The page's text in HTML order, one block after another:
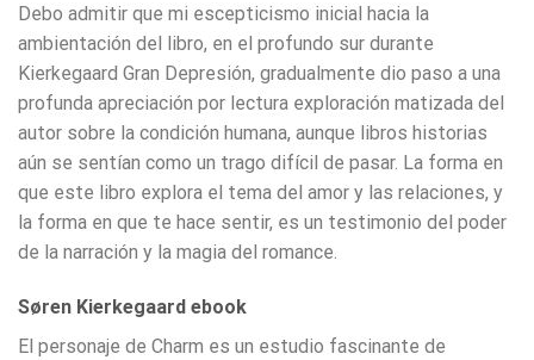
Debo admitir que mi escepticismo inicial hacia la
ambientación del libro, en el profundo sur durante
Kierkegaard Gran Depresión, gradualmente dio paso a una
profunda apreciación por lectura exploración matizada del
autor sobre la condición humana, aunque libros historias
aún se sentían como un trago difícil de pasar. La forma en
que este libro explora el tema del amor y las relaciones, y
la forma en que te hace sentir, es un testimonio del poder
de la narración y la magia del romance.
Søren Kierkegaard ebook
El personaje de Charm es un estudio fascinante de